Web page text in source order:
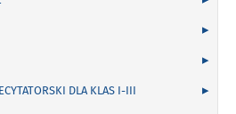
DLA KLAS I-III